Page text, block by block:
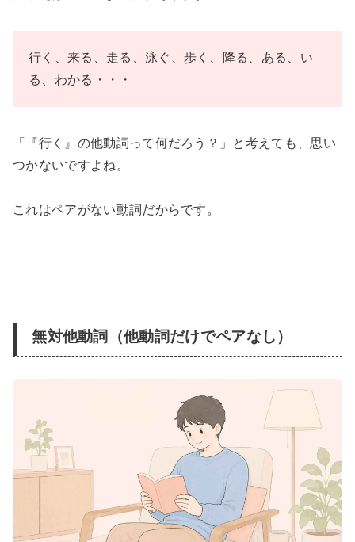
行く、来る、走る、泳ぐ、歩く、降る、ある、い
る、わかる・・・
「『行く』の他動詞って何だろう？」と考えても、思い
つかないですよね。
これはペアがない動詞だからです。
無対他動詞（他動詞だけでペアなし）